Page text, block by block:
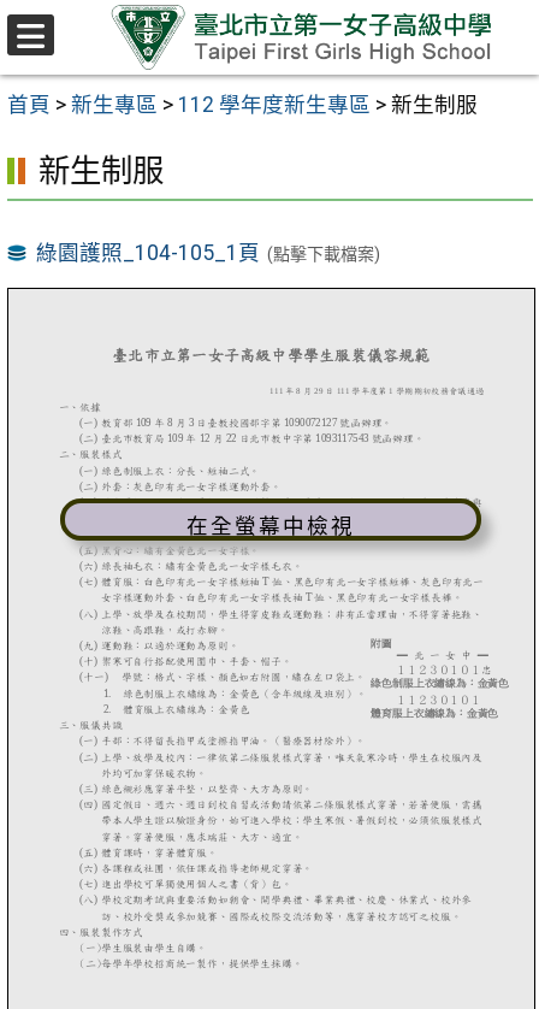
跳至主要內容區
首頁 > 新生專區 > 112 學年度新生專區 > 新生制服
新生制服
綠園護照_104-105_1頁 (點擊下載檔案)
在全螢幕中檢視
選
單